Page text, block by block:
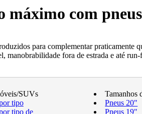
máximo com
para complementar
manobrabilidade fora de estrada e até
SUVs
tipo
tipo de
Tamanhos
Pneus 20"
Pneus 19"